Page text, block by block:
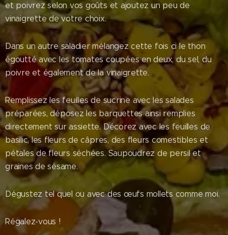
et poivrez selon vos goûts et ajoutez un peu de
vinaigrette de votre choix.
Dans un autre saladier mélangez cette fois ci le thon
égoutté avec les tomates coupées en deux, du sel, du
poivre et également de la vinaigrette.
Remplissez les feuilles de sucrine avec les salades
préparées, déposez les barquettes ainsi remplies
directement sur assiette. Décorez avec les feuilles de
basilic, les fleurs de câpres, des fleurs comestibles et
pétales de fleurs séchées. Saupoudrez de persil et
graines de sésame.
Dégustez tel quel ou avec des œufs mollets comme moi.
Régalez-vous !